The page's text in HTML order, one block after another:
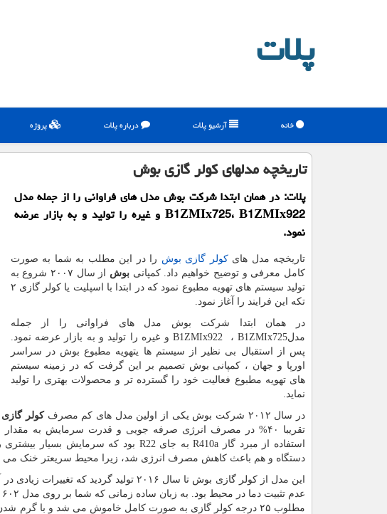
پلات
خانه آرشیو پلات درباره پلات پروژه
تاریخچه مدلهای كولر گازی بوش
پلات: در همان ابتدا شركت بوش مدل های فراوانی را از جمله مدل
B1ZMIx725، B1ZMIx922 و غیره را تولید و به بازار عرضه
نمود.
تاریخچه مدل هایکولر گازی بوش را در این مطلب به شما به صورت
کامل معرفی و توضیح خواهیم داد. کمپانی بوش
از سال ۲۰۰۷ شروع به
تولید سیستم های تهویه مطبوع نمود که در ابتدا با اسپلیت یا کولر گازی ۲
تکه این فرایند را آغاز نمود.
در همان ابتدا شرکت بوش مدل های فراوانی را از جمله
مدلB1ZMIx725 ، B1ZMIx922 و غیره را تولید و به بازار عرضه نمود.
پس از استقبال بی نظیر از سیستم ها یتهویه مطبوع بوش در سراسر
اورپا و جهان ، کمپانی بوش تصمیم بر این گرفت که در زمینه سیستم
های تهویه مطبوع فعالیت خود را گسترده تر و محصولات بهتری را تولید
نماید.
در سال ۲۰۱۲ شرکت بوش یکی از اولین مدل های کم مصرف
کولر
تقریبا ۴۰% در مصرف انرژی صرفه جویی و قدرت سرمایش به
استفاده از مبرد گاز
R410a به جای R22 بود که سرمایش بسیار
دستگاه و هم باعث کاهش مصرف انرژی شد، زیرا محیط سریعتر خنک
این مدل از کولر گازی بوش تا سال ۲۰۱۶ تولید گردید که تغییرات زیادی در آن نیز ایجاد شد. یکی از بزرگترین عیب های مدل ۶۰۲
مطلوب ۲۵ درجه کولر گازی به صورت کامل خاموش می شد و با